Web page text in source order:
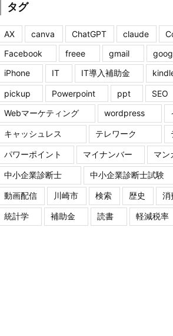
タグ
AX canva ChatGPT claude
Facebook
freee gmail
iPhone
IT IT導入補助金
pickup Powerpoint ppt SEO
Webマーケティング
wordpress
キャッシュレス テレワーク
パワーポイント マイナンバー マン
中小企業診断士 中小企業診断士試験
動画配信 川崎市 検索 歴史 消
統計学 補助金 読書 軽減税率